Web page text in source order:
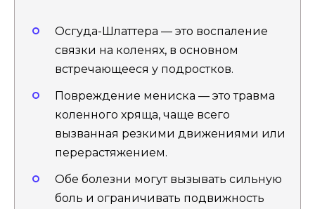
Осгуда-Шлаттера — это воспаление
связки на коленях, в основном
встречающееся у подростков.
Повреждение мениска — это травма
коленного хряща, чаще всего
вызванная резкими движениями или
перерастяжением.
Обе болезни могут вызывать сильную
боль и ограничивать подвижность